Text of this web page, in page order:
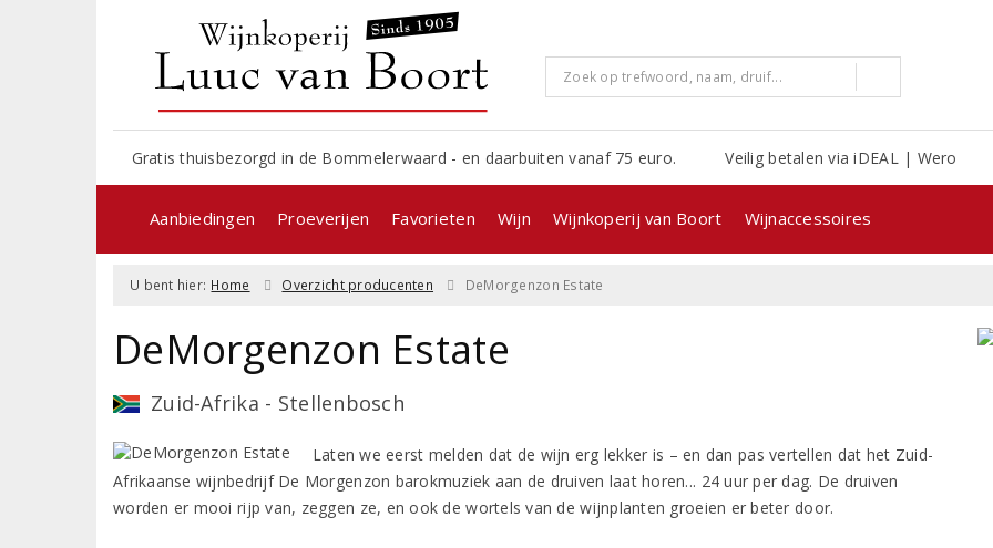
Gratis thuisbezorgd in de Bommelerwaard - en daarbuiten vanaf 75 euro. Veilig betalen via iDEAL | Wero
Aanbiedingen Proeverijen Favorieten Wijn Wijnkoperij van Boort Wijnaccessoires
U bent hier: Home Overzicht producenten DeMorgenzon Estate
DeMorgenzon Estate
Zuid-Afrika - Stellenbosch
Laten we eerst melden dat de wijn erg lekker is – en dan pas vertellen dat het Zuid-
Afrikaanse wijnbedrijf De Morgenzon barokmuziek aan de druiven laat horen... 24 uur per dag. De druiven
worden er mooi rijp van, zeggen ze, en ook de wortels van de wijnplanten groeien er beter door.